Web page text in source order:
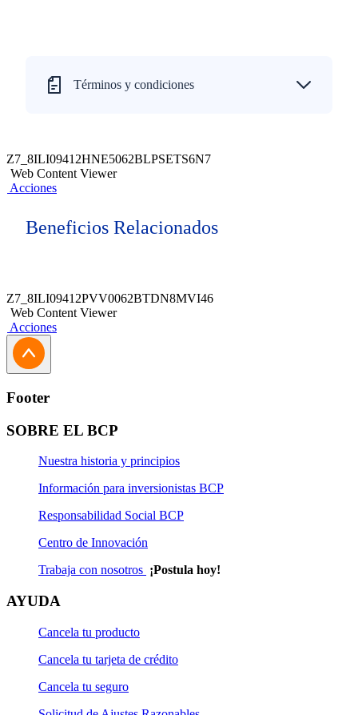
Términos y condiciones
Z7_8ILI09412HNE5062BLPSETS6N7
Web Content Viewer
Acciones
Beneficios Relacionados
Z7_8ILI09412PVV0062BTDN8MVI46
Web Content Viewer
Acciones
Footer
SOBRE EL BCP
Nuestra historia y principios
Información para inversionistas BCP
Responsabilidad Social BCP
Centro de Innovación
Trabaja con nosotros ¡Postula hoy!
AYUDA
Cancela tu producto
Cancela tu tarjeta de crédito
Cancela tu seguro